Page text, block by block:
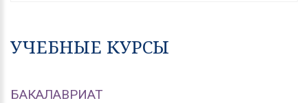
УЧЕБНЫЕ КУРСЫ
БАКАЛАВРИАТ